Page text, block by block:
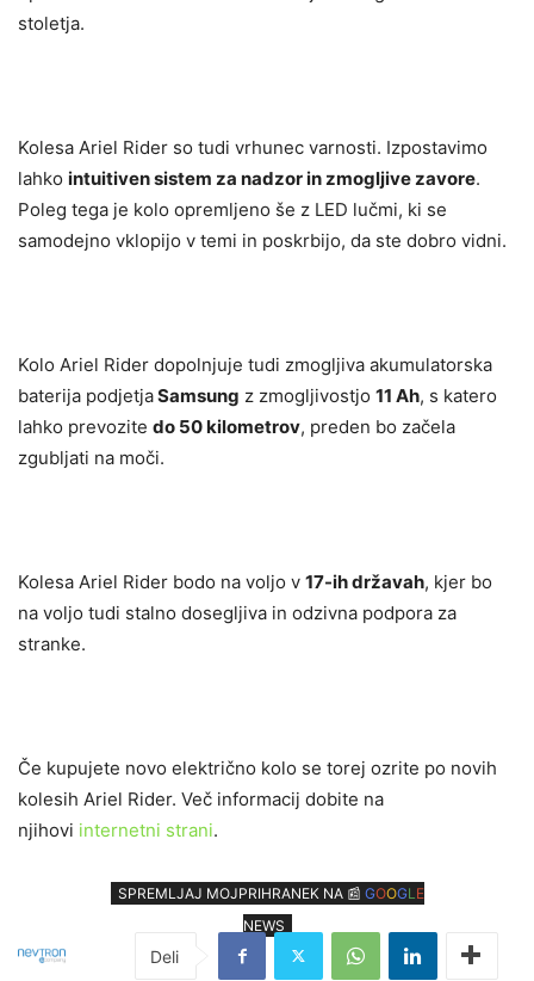
stoletja.
Kolesa Ariel Rider so tudi vrhunec varnosti. Izpostavimo
lahko intuitiven sistem za nadzor in zmogljive zavore.
Poleg tega je kolo opremljeno še z LED lučmi, ki se
samodejno vklopijo v temi in poskrbijo, da ste dobro vidni.
Kolo Ariel Rider dopolnjuje tudi zmogljiva akumulatorska
baterija podjetjaSamsung z zmogljivostjo 11 Ah, s katero
lahko prevozite do 50 kilometrov, preden bo začela
zgubljati na moči.
Kolesa Ariel Rider bodo na voljo v 17-ih državah, kjer bo
na voljo tudi stalno dosegljiva in odzivna podpora za
stranke.
Če kupujete novo električno kolo se torej ozrite po novih
kolesih Ariel Rider. Več informacij dobite na
njihovi internetni strani.
SPREMLJAJ MOJPRIHRANEK NA 📰 GOOGL E
NEWS